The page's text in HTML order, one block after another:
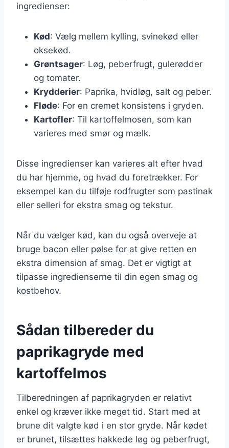
ingredienser:
Kød: Vælg mellem kylling, svinekød eller
oksekød.
Grøntsager: Løg, peberfrugt, gulerødder
og tomater.
Krydderier: Paprika, hvidløg, salt og peber.
Fløde: For en cremet konsistens i gryden.
Kartofler: Til kartoffelmosen, som kan
varieres med smør og mælk.
Disse ingredienser kan varieres alt efter hvad
du har hjemme, og hvad du foretrækker. For
eksempel kan du tilføje rodfrugter som pastinak
eller selleri for ekstra smag og tekstur.
Når du vælger kød, kan du også overveje at
bruge bacon eller pølse for at give retten en
ekstra dimension af smag. Det er vigtigt at
tilpasse ingredienserne til din egen smag og
kostbehov.
Sådan tilbereder du
paprikagryde med
kartoffelmos
Tilberedningen af paprikagryden er relativt
enkel og kræver ikke meget tid. Start med at
brune dit valgte kød i en stor gryde. Når kødet
er brunet, tilsættes hakkede løg og peberfrugt,